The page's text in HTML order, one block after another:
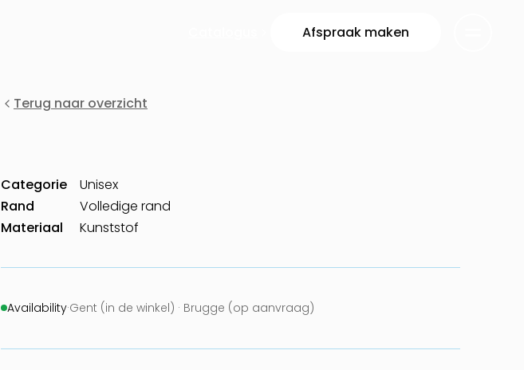
Afspraak maken
Terug naar overzicht
Categorie
Unisex
Rand
Volledige rand
Materiaal
Kunststof
Availability·Gent (in de winkel) · Brugge (op aanvraag)